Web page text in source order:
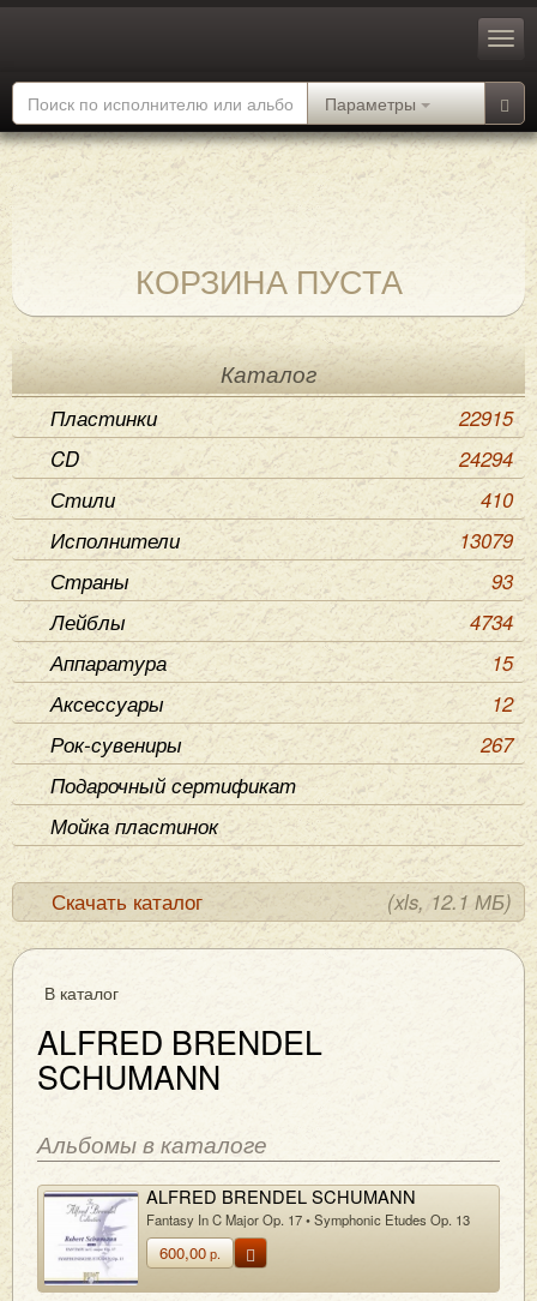
Параметры
КОРЗИНА ПУСТА
Каталог
Пластинки
22915
CD
24294
Стили
410
Исполнители
13079
Страны
93
Лейблы
4734
Аппаратура
15
Аксессуары
12
Рок-сувениры
267
Подарочный сертификат
Мойка пластинок
Скачать каталог (xls, 12.1 МБ)
В каталог
ALFRED BRENDEL
SCHUMANN
Альбомы в каталоге
ALFRED BRENDEL SCHUMANN
Fantasy In C Major Op. 17 • Symphonic Etudes Op. 13
600,00р.